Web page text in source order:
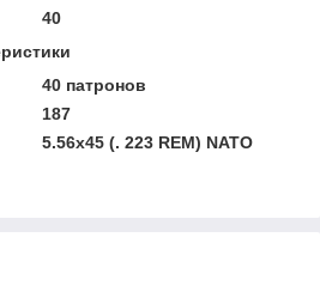
40
40 патронов
187
5.56х45 (. 223 REM) NATO